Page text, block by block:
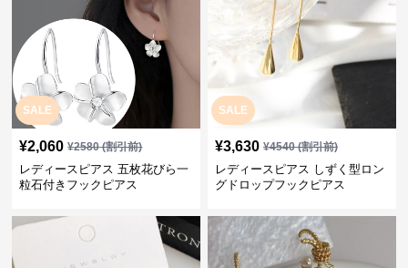
SALE
¥2,060 ¥2580(割引前)
レディースピアス 五枚花びら一
粒石付きフックピアス
SALE
¥3,630 ¥4540(割引前)
レディースピアス しずく型ロン
グドロップフックピアス